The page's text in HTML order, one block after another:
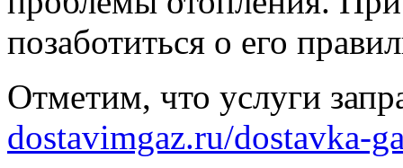
позаботиться о его
Отметим, что услуги
dostavimgaz.ru/dostavka-